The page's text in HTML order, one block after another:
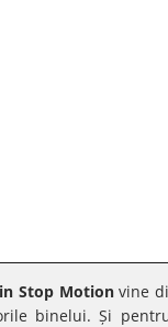
Stop Motionvine
binelui. Și